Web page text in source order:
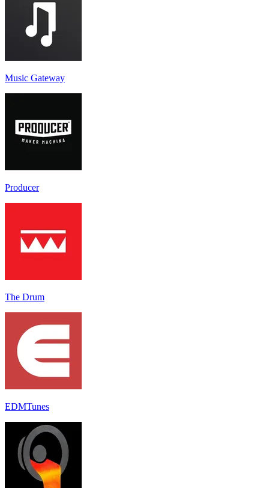
Music Gateway
Producer
The Drum
EDMTunes